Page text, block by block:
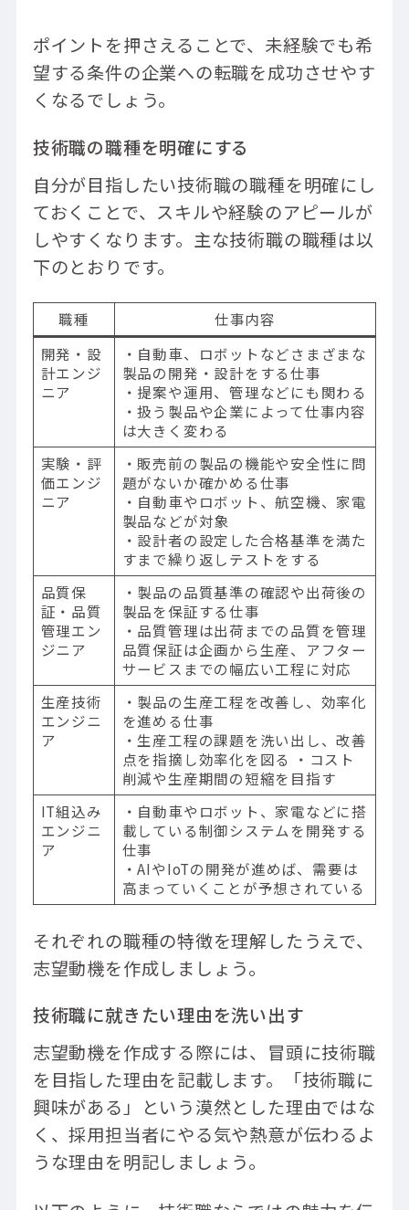
社会貢献を実感しやすい
オープンアップネクストエンジニアで技術職
への転職を叶えましょう
ポイントを押さえることで、未経験でも希
望する条件の企業への転職を成功させやす
くなるでしょう。
技術職の職種を明確にする
自分が目指したい技術職の職種を明確にし
ておくことで、スキルや経験のアピールが
しやすくなります。主な技術職の職種は以
下のとおりです。
職種
仕事内容
開発・設
計エンジ
ニア
・自動車、ロボットなどさまざまな
製品の開発・設計をする仕事
・提案や運用、管理などにも関わる
・扱う製品や企業によって仕事内容
は大きく変わる
実験・評
価エンジ
ニア
・販売前の製品の機能や安全性に問
題がないか確かめる仕事
・自動車やロボット、航空機、家電
製品などが対象
・設計者の設定した合格基準を満た
すまで繰り返しテストをする
品質保
証・品質
管理エン
ジニア
・製品の品質基準の確認や出荷後の
製品を保証する仕事
・品質管理は出荷までの品質を管理
品質保証は企画から生産、アフター
サービスまでの幅広い工程に対応
生産技術
エンジニ
ア
・製品の生産工程を改善し、効率化
を進める仕事
・生産工程の課題を洗い出し、改善
点を指摘し効率化を図る ・コスト
削減や生産期間の短縮を目指す
IT組込み
エンジニ
ア
・自動車やロボット、家電などに搭
載している制御システムを開発する
仕事
・AIやIoTの開発が進めば、需要は
高まっていくことが予想されている
それぞれの職種の特徴を理解したうえで、
志望動機を作成しましょう。
技術職に就きたい理由を洗い出す
志望動機を作成する際には、冒頭に技術職
を目指した理由を記載します。「技術職に
興味がある」という漠然とした理由ではな
く、採用担当者にやる気や熱意が伝わるよ
うな理由を明記しましょう。